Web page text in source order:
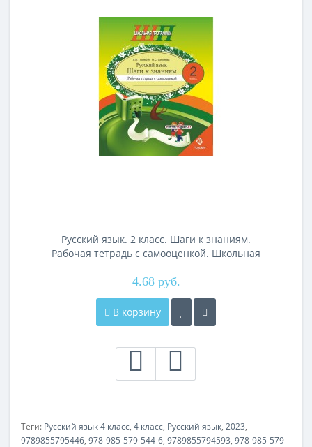
Русский язык. 2 класс. Шаги к знаниям.
Рабочая тетрадь с самооценкой. Школьная
Сергеева, «Сэр-Вит»
4.68 руб.
В корзину
Теги: Русский язык 4 класс, 4 класс, Русский язык, 2023,
9789855795446, 978-985-579-544-6, 9789855794593, 978-985-579-